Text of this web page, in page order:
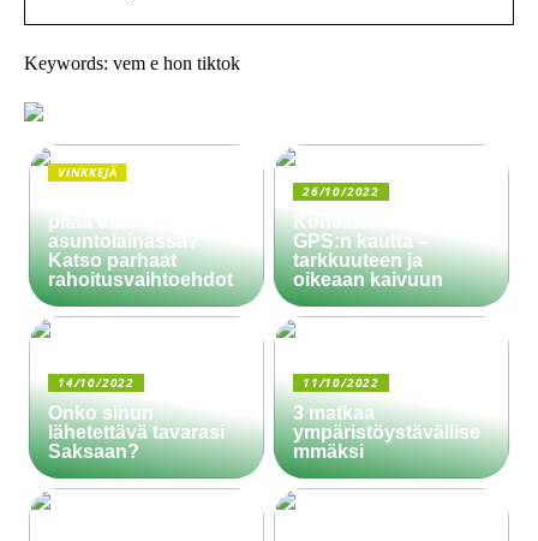
Keywords: vem e hon tiktok
VINKKEJÄ
pitää olla
asuntolainassa?
Katso parhaat
rahoitusvaihtoehdot
26/10/2022
Koneiden ohjaus
GPS:n kautta –
tarkkuuteen ja
oikeaan kaivuun
14/10/2022
Onko sinun
lähetettävä tavarasi
Saksaan?
11/10/2022
3 matkaa
ympäristöystävällise
mmäksi